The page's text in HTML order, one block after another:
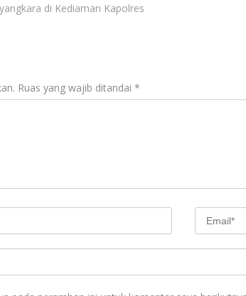
di Kediaman Kapolres
Ruas yang wajib ditandai *